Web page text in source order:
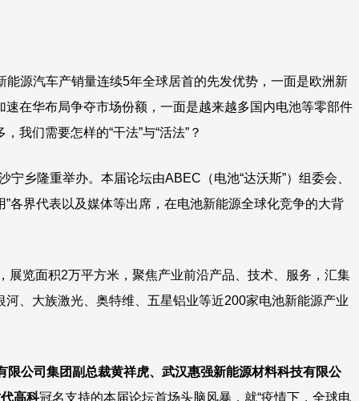
源汽车产销量连续5年全球居首的先发优势，一面是欧洲新
在华布局争夺市场份额，一面是越来越多国内电池等零部件
我们需要怎样的“干法”与“活法”？
乡隆重举办。本届论坛由ABEC（电池“达沃斯”）组委会、
各界代表以及媒体等出席，在电池新能源全球化竞争的大背
览面积2万平方米，聚焦产业前沿产品、技术、服务，汇集
、大族激光、奥特维、五星铝业等近200家电池新能源产业
公司集团副总裁黄祥虎、武汉惠强新能源材料科技有限公
高科冠名支持的本届论坛首场头脑风暴，就“疫情下，全球电